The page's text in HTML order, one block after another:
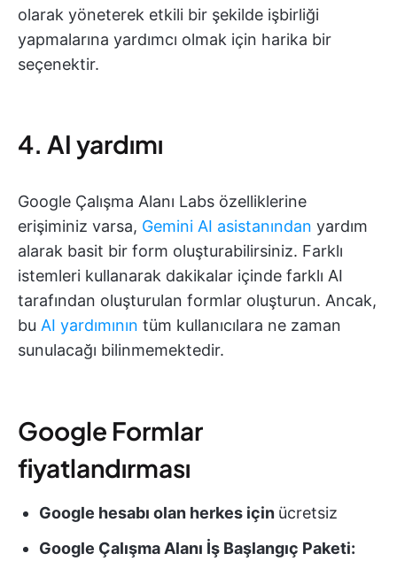
olarak yöneterek etkili bir şekilde işbirliği
yapmalarına yardımcı olmak için harika bir
seçenektir.
4. AI yardımı
Google Çalışma Alanı Labs özelliklerine
erişiminiz varsa, Gemini AI asistanından yardım
alarak basit bir form oluşturabilirsiniz. Farklı
istemleri kullanarak dakikalar içinde farklı AI
tarafından oluşturulan formlar oluşturun. Ancak,
bu AI yardımının tüm kullanıcılara ne zaman
sunulacağı bilinmemektedir.
Google Formlar
fiyatlandırması
Google hesabı olan herkes için ücretsiz
Google Çalışma Alanı İş Başlangıç Paketi: